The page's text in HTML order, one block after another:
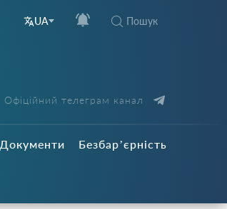
UA Пошук
Офіційний телеграм канал
Документи Безбар’єрність